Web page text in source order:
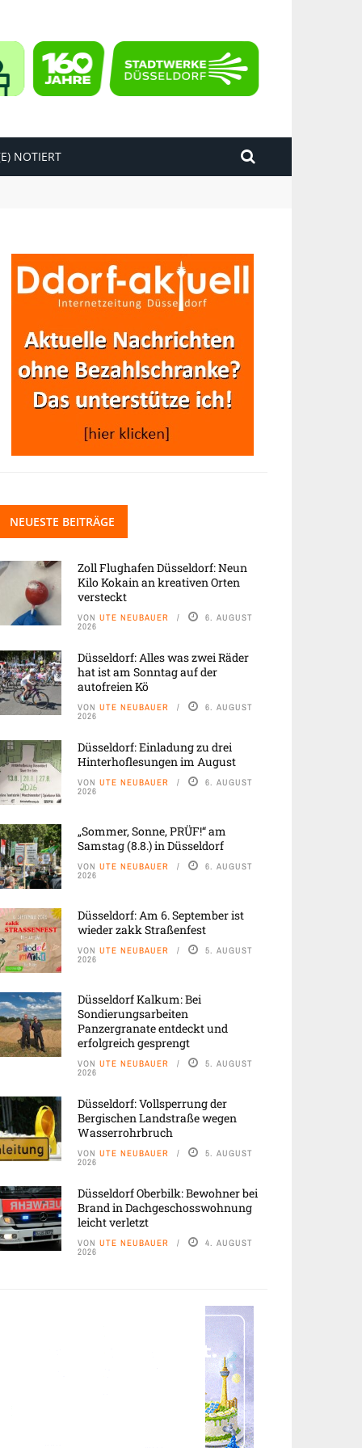
NOTIERT
NEUESTE BEITRÄGE
Zoll Flughafen Düsseldorf: Neun
Kilo Kokain an kreativen Orten
versteckt
VON UTE NEUBAUER 6. AUGUST
2026
Düsseldorf: Alles was zwei Räder
hat ist am Sonntag auf der
autofreien Kö
VON UTE NEUBAUER 6. AUGUST
2026
Düsseldorf: Einladung zu drei
Hinterhoflesungen im August
VON UTE NEUBAUER 6. AUGUST
2026
„Sommer, Sonne, PRÜF!“ am
Samstag (8.8.) in Düsseldorf
VON UTE NEUBAUER 6. AUGUST
2026
Düsseldorf: Am 6. September ist
wieder zakk Straßenfest
VON UTE NEUBAUER 5. AUGUST
2026
Düsseldorf Kalkum: Bei
Sondierungsarbeiten
Panzergranate entdeckt und
erfolgreich gesprengt
VON UTE NEUBAUER 5. AUGUST
2026
Düsseldorf: Vollsperrung der
Bergischen Landstraße wegen
Wasserrohrbruch
VON UTE NEUBAUER 5. AUGUST
2026
Düsseldorf Oberbilk: Bewohner bei
Brand in Dachgeschosswohnung
leicht verletzt
VON UTE NEUBAUER 4. AUGUST
2026